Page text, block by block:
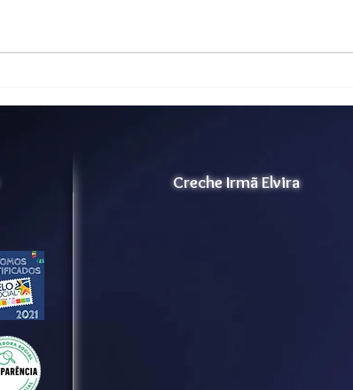
Creche Irmã Elvira